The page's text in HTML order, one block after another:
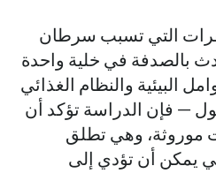
التي تسبب سرطان
بالصدفة في خلية واحدة
البيئية والنظام الغذائي
— فإن الدراسة تؤكد أن
موروثة، وهي تطلق
يمكن أن تؤدي إلى